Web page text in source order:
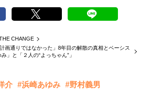
CHANGE
画通りではなかった」8年目の解散の真相とベーシス
」と「２人の“よっちゃん”」
介 #浜崎あゆみ #野村義男